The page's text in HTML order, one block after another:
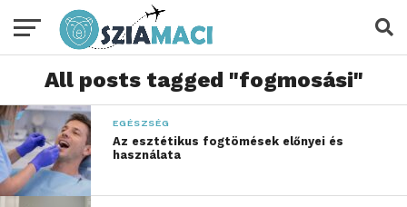
All posts tagged "fogmosási"
EGÉSZSÉG
Az esztétikus fogtömések előnyei és
használata